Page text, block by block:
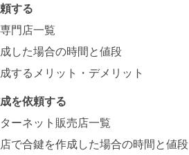
する
門店一覧
した場合の時間と値段
するメリット・デメリット
を依頼する
ーネット販売店一覧
で合鍵を作成した場合の時間と値段